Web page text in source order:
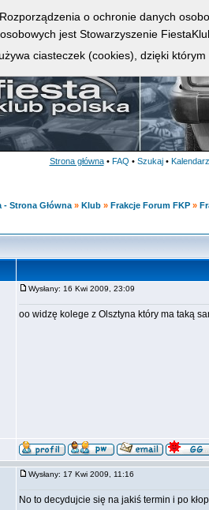
Strona główna • FAQ • Szukaj • Kalendarz
Strona Główna » Klub » Frakcje Forum FKP »
Wysłany: 16 Kwi 2009, 23:09
oo widzę kolege z Olsztyna który ma taką
Wysłany: 17 Kwi 2009, 11:16
No to decydujcie się na jakiś termin i po
o ochronie danych
jest Stowarzyszenie
ciasteczek (cookies), dzięki